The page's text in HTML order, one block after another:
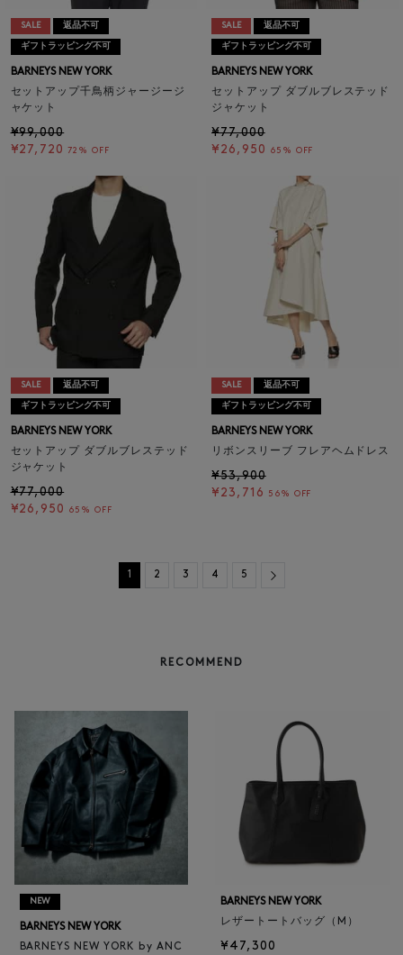
SALE 返品不可
ギフトラッピング不可
BARNEYS NEW YORK
セットアップ千鳥柄ジャージージ
ャケット
¥99,000
¥27,720 72% OFF
SALE 返品不可
ギフトラッピング不可
BARNEYS NEW YORK
セットアップ ダブルブレステッド
ジャケット
¥77,000
¥26,950
65% OFF
SALE 返品不可
ギフトラッピング不可
BARNEYS NEW YORK
セットアップ ダブルブレステッド
ジャケット
¥77,000
¥26,950
65% OFF
SALE 返品不可
ギフトラッピング不可
BARNEYS NEW YORK
リボンスリーブ フレアヘムドレス
¥53,900
¥23,716
56% OFF
1 2 3 4 5 Next
RECOMMEND
NEW
BARNEYS NEW YORK
BARNEYS NEW YORK by ANC
BARNEYS NEW YORK
レザートートバッグ（M）
¥47,300